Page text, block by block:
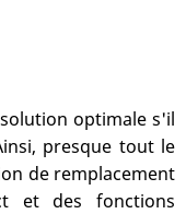
optimale s'il
presque tout le
de remplacement
et des fonctions